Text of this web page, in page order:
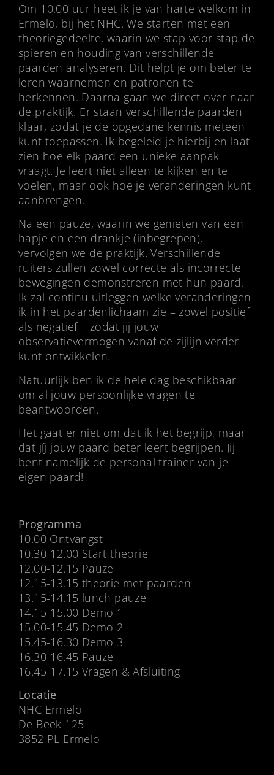
Om 10.00 uur heet ik je van harte welkom in
Ermelo, bij het NHC. We starten met een
theoriegedeelte, waarin we stap voor stap de
spieren en houding van verschillende
paarden analyseren. Dit helpt je om beter te
leren waarnemen en patronen te
herkennen. Daarna gaan we direct over naar
de praktijk. Er staan verschillende paarden
klaar, zodat je de opgedane kennis meteen
kunt toepassen. Ik begeleid je hierbij en laat
zien hoe elk paard een unieke aanpak
vraagt. Je leert niet alleen te kijken en te
voelen, maar ook hoe je veranderingen kunt
aanbrengen.
Na een pauze, waarin we genieten van een
hapje en een drankje (inbegrepen),
vervolgen we de praktijk. Verschillende
ruiters zullen zowel correcte als incorrecte
bewegingen demonstreren met hun paard.
Ik zal continu uitleggen welke veranderingen
ik in het paardenlichaam zie – zowel positief
als negatief – zodat jij jouw
observatievermogen vanaf de zijlijn verder
kunt ontwikkelen.
Natuurlijk ben ik de hele dag beschikbaar
om al jouw persoonlijke vragen te
beantwoorden.
Het gaat er niet om dat ik het begrijp, maar
dat jíj jouw paard beter leert begrijpen. Jij
bent namelijk de personal trainer van je
eigen paard!
Programma
10.00 Ontvangst
10.30-12.00 Start theorie
12.00-12.15 Pauze
12.15-13.15 theorie met paarden
13.15-14.15 lunch pauze
14.15-15.00 Demo 1
15.00-15.45 Demo 2
15.45-16.30 Demo 3
16.30-16.45 Pauze
16.45-17.15 Vragen & Afsluiting
Locatie
NHC Ermelo
De Beek 125
3852 PL Ermelo